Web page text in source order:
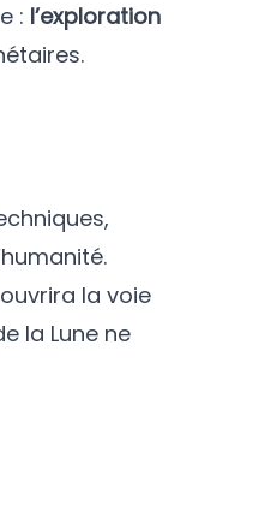
: l’exploration
la voie
la Lune ne